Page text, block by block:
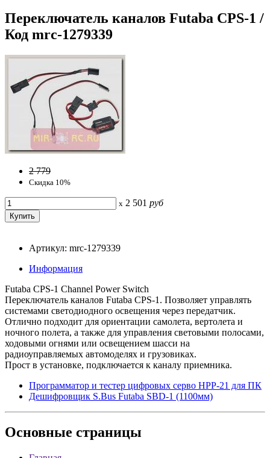
Переключатель каналов Futaba CPS-1 /
Код mrc-1279339
2 779
Скидка 10%
x 2 501 руб
Артикул: mrc-1279339
Информация
Futaba CPS-1 Channel Power Switch
Переключатель каналов Futaba CPS-1. Позволяет управлять
системами светодиодного освещения через передатчик.
Отлично подходит для ориентации самолета, вертолета и
ночного полета, а также для управления световыми полосами,
ходовыми огнями или освещением шасси на
радиоуправляемых автомоделях и грузовиках.
Прост в установке, подключается к каналу приемника.
Программатор и тестер цифровых серво HPP-21 для ПК
Дешифровщик S.Bus Futaba SBD-1 (1100мм)
Основные страницы